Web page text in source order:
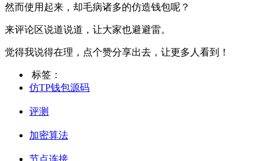
然而使用起来，却毛病诸多的仿造钱包呢？
来评论区说道说道，让大家也避避雷。
觉得我说得在理，点个赞分享出去，让更多人看到！
标签：
仿TP钱包源码
评测
加密算法
节点连接